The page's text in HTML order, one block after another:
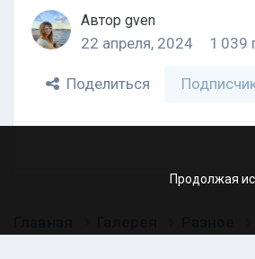
Автор gven
22 апреля, 2024 1 039
Поделиться
Продолжая